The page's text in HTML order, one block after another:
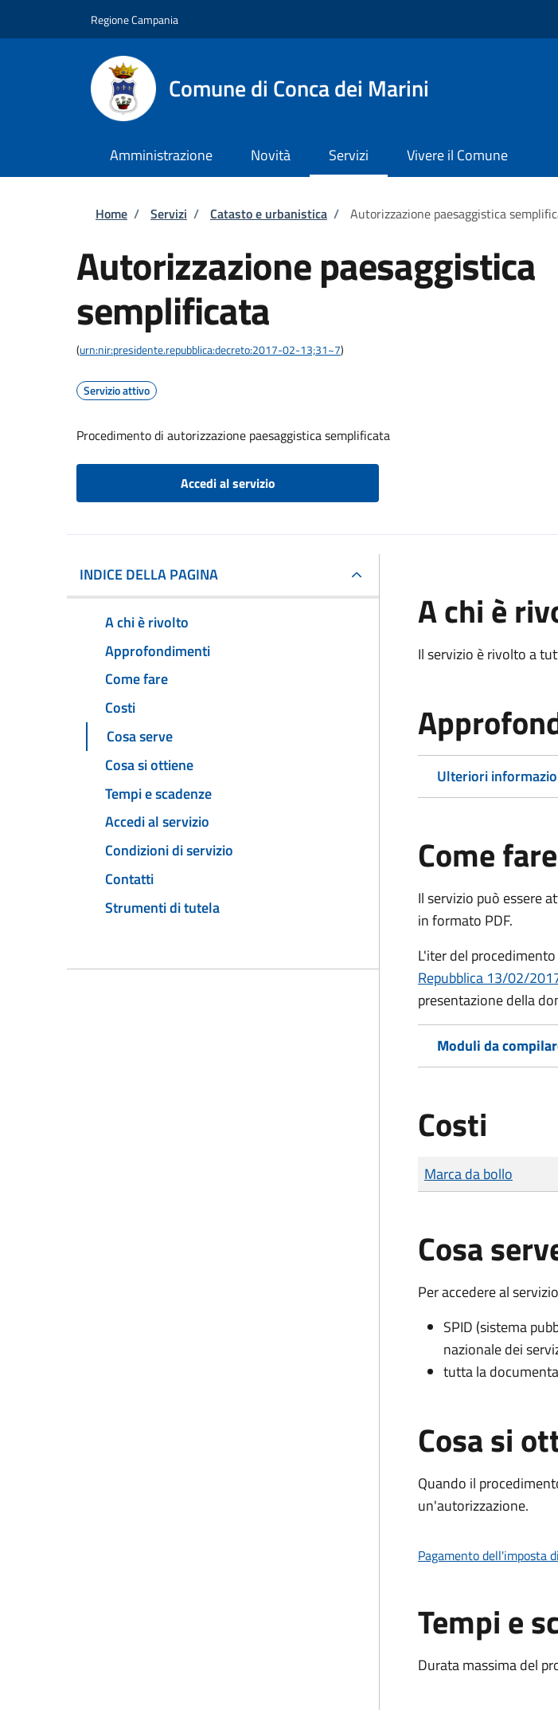
Regione Campania
Comune di Conca dei Marini
Amministrazione Novità Servizi Vivere il Comune
Briciole di pane
Home / Servizi / Catasto e urbanistica / Autorizzazione paesaggistica
Autorizzazione paesaggistica
semplificata
(urn:nir:presidente.repubblica:decreto:2017-02-13;31~7)
Servizio attivo
Procedimento di autorizzazione paesaggistica semplificata
Accedi al servizio
INDICE DELLA PAGINA
A chi è rivolto
Approfondimenti
Come fare
Costi
Cosa serve
Cosa si ottiene
Tempi e scadenze
Accedi al servizio
Condizioni di servizio
Contatti
Strumenti di tutela
A chi è
Il servizio è rivolto a
Ulteriori
Come fare
Il servizio può essere
in formato PDF.
L'iter del
Repubblica 13/02/
presentazione della
Moduli da
Costi
Tipo di pagamento
Importo
Marca da bollo
Cosa
Per accedere al
SPID (sistema
nazionale dei
tutta la
Cosa si
Quando il
un'autorizzazione.
Pagamento dell'imposta
Tempi e
Durata massima del